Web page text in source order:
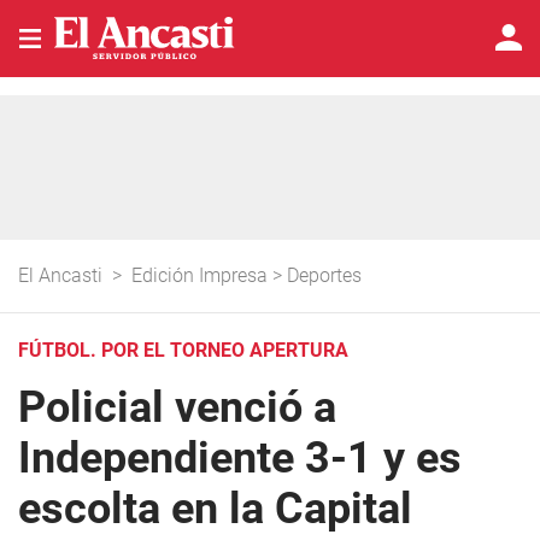
El Ancasti > Edición Impresa > Deportes
FÚTBOL. POR EL TORNEO APERTURA
Policial venció a
Independiente 3-1 y es
escolta en la Capital